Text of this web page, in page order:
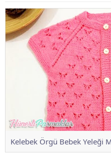
Kelebek Örgü Bebek Yeleği